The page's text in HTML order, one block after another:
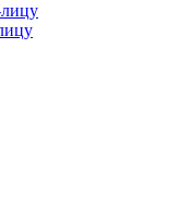
лицу